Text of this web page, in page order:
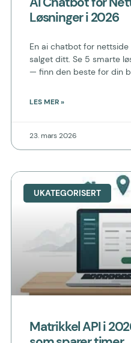
Løsninger i 2026
En ai chatbot for
salget ditt. Se 5 smarte
— finn den beste for din
LES MER »
23. mars 2026
UKATEGORISERT
Matrikkel API i